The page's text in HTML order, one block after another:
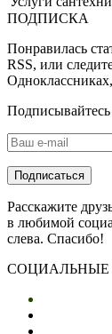
ПОДПИСКА
Понравилась
RSS, или
E-mail*
Расскажите
в любимой
слева. Спасибо!
СОЦИАЛЬНЫЕ